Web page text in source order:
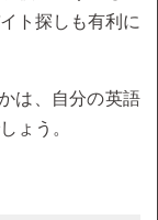
ト探しも有利に
は、自分の英語
ょう。